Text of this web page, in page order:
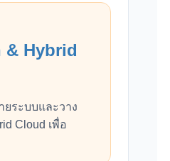
& Hybrid
ยระบบและวาง
Cloud เพื่อ